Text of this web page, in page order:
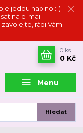
jedou naplno :-)
na e-mail:
rádi Vám
Menu
Hledat
0 ks
0 Kč